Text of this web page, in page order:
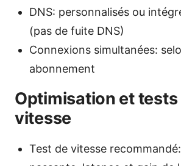
DNS: personnalisés ou
(pas de fuite DNS)
Connexions simultanées:
abonnement
Optimisation et tests
vitesse
Test de vitesse